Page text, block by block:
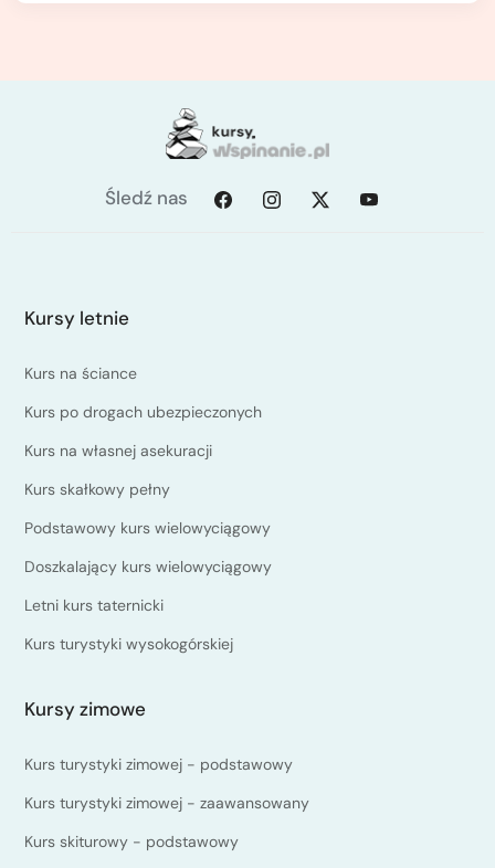
Śledź nas
Kursy letnie
Kurs na ściance
Kurs po drogach ubezpieczonych
Kurs na własnej asekuracji
Kurs skałkowy pełny
Podstawowy kurs wielowyciągowy
Doszkalający kurs wielowyciągowy
Letni kurs taternicki
Kurs turystyki wysokogórskiej
Kursy zimowe
Kurs turystyki zimowej - podstawowy
Kurs turystyki zimowej - zaawansowany
Kurs skiturowy - podstawowy